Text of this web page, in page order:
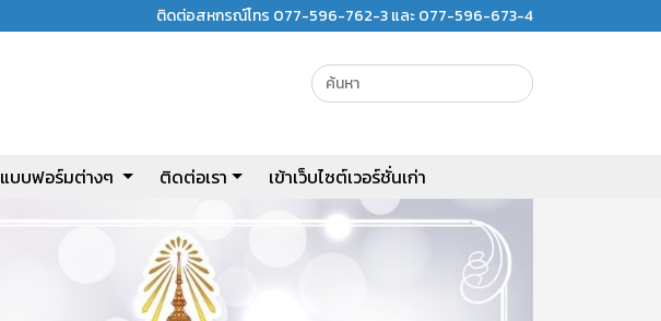
ติดต่อสหกรณ์โทร 077-596-762-3 และ 077-596-673-4
แบบฟอร์มต่างๆ ติดต่อเรา เข้าเว็บไซต์เวอร์ชั่นเก่า